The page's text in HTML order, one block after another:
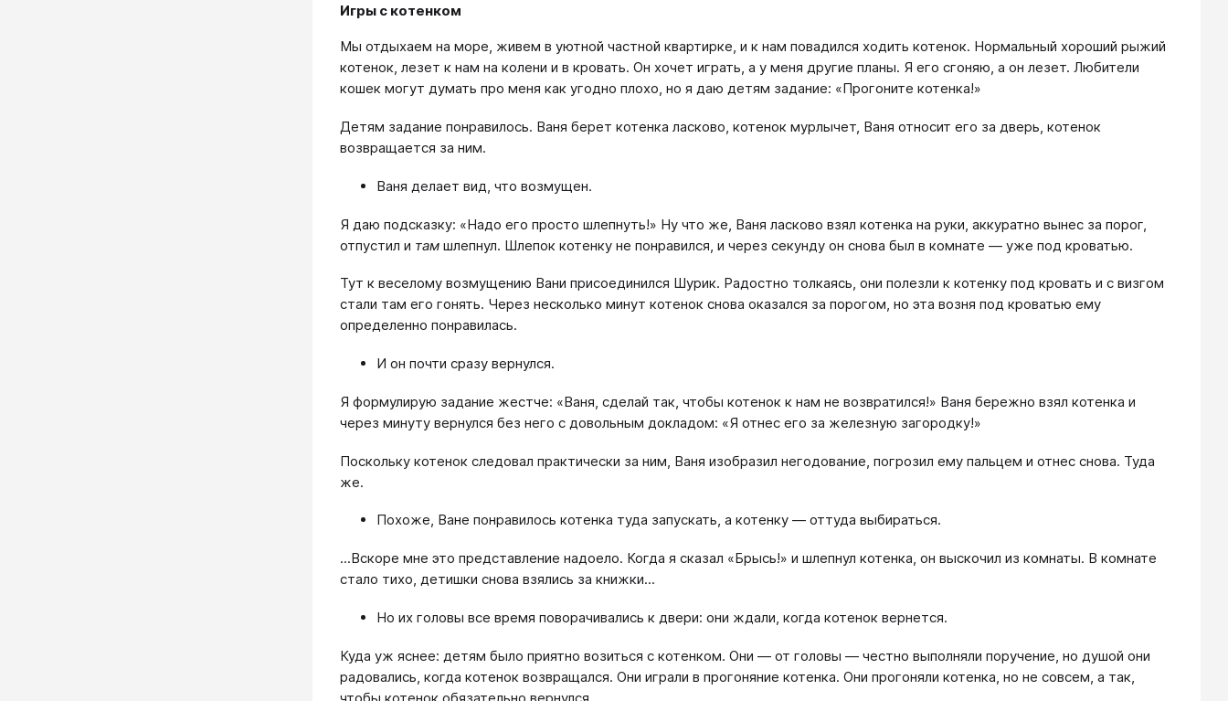
Игры с котенком
Мы отдыхаем на море, живем в уютной частной квартирке, и к нам повадился ходить котенок. Нормальный хороший рыжий
котенок, лезет к нам на колени и в кровать. Он хочет играть, а у меня другие планы. Я его сгоняю, а он лезет. Любители
кошек могут думать про меня как угодно плохо, но я даю детям задание: «Прогоните котенка!»
Детям задание понравилось. Ваня берет котенка ласково, котенок мурлычет, Ваня относит его за дверь, котенок
возвращается за ним.
Ваня делает вид, что возмущен.
Я даю подсказку: «Надо его просто шлепнуть!» Ну что же, Ваня ласково взял котенка на руки, аккуратно вынес за порог,
отпустил и там шлепнул. Шлепок котенку не понравился, и через секунду он снова был в комнате — уже под кроватью.
Тут к веселому возмущению Вани присоединился Шурик. Радостно толкаясь, они полезли к котенку под кровать и с визгом
стали там его гонять. Через несколько минут котенок снова оказался за порогом, но эта возня под кроватью ему
определенно понравилась.
И он почти сразу вернулся.
Я формулирую задание жестче: «Ваня, сделай так, чтобы котенок к нам не возвратился!» Ваня бережно взял котенка и
через минуту вернулся без него с довольным докладом: «Я отнес его за железную загородку!»
Поскольку котенок следовал практически за ним, Ваня изобразил негодование, погрозил ему пальцем и отнес снова. Туда
же.
Похоже, Ване понравилось котенка туда запускать, а котенку — оттуда выбираться.
...Вскоре мне это представление надоело. Когда я сказал «Брысь!» и шлепнул котенка, он выскочил из комнаты. В комнате
стало тихо, детишки снова взялись за книжки...
Но их головы все время поворачивались к двери: они ждали, когда котенок вернется.
Куда уж яснее: детям было приятно возиться с котенком. Они — от головы — честно выполняли поручение, но душой они
радовались, когда котенок возвращался. Они играли в прогоняние котенка. Они прогоняли котенка, но не совсем, а так,
чтобы котенок обязательно вернулся.